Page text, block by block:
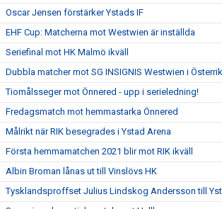
Oscar Jensen förstärker Ystads IF
EHF Cup: Matcherna mot Westwien är inställda
Seriefinal mot HK Malmö ikväll
Dubbla matcher mot SG INSIGNIS Westwien i
Tiomålsseger mot Önnered - upp i serieledning!
Fredagsmatch mot hemmastarka Önnered
Målrikt när RIK besegrades i Ystad Arena
Första hemmamatchen 2021 blir mot RIK ikväll
Albin Broman lånas ut till Vinslövs HK
Tysklandsproffset Julius Lindskog Andersson till